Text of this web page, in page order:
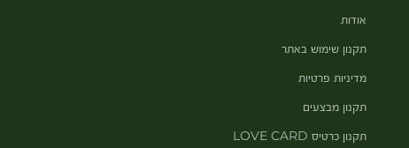
אודות
תקנון שימוש באתר
מדיניות פרטיות
תקנון מבצעים
תקנון כרטיס LOVE CARD